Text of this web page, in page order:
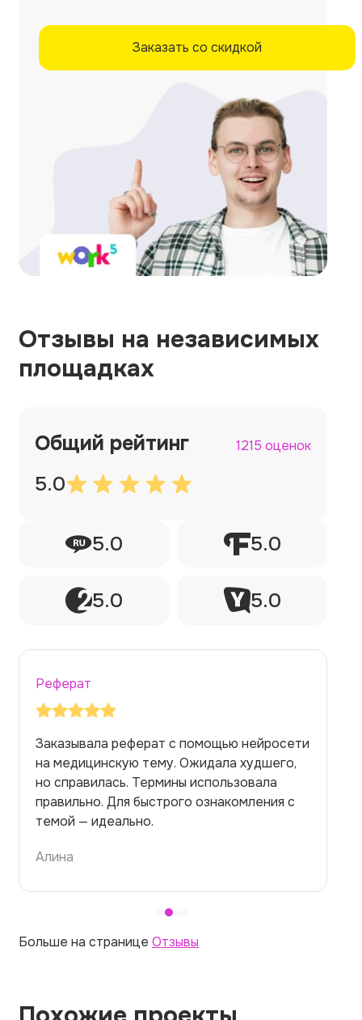
Заказать со скидкой
Отзывы на независимых
площадках
Общий рейтинг 1215 оценок
5.0
5.0 5.0
5.0 5.0
Реферат
Заказывала реферат с помощью нейросети
на медицинскую тему. Ожидала худшего,
но справилась. Термины использовала
правильно. Для быстрого ознакомления с
темой — идеально.
Алина
Больше на странице Отзывы